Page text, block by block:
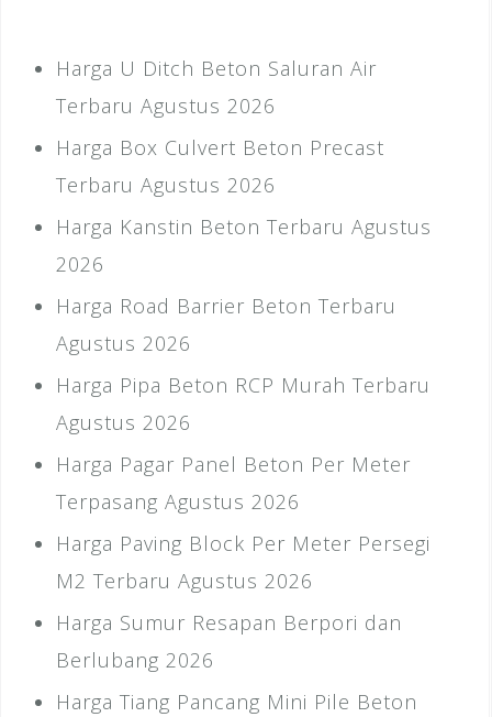
Harga U Ditch Beton Saluran Air
Terbaru Agustus 2026
Harga Box Culvert Beton Precast
Terbaru Agustus 2026
Harga Kanstin Beton Terbaru Agustus
2026
Harga Road Barrier Beton Terbaru
Agustus 2026
Harga Pipa Beton RCP Murah Terbaru
Agustus 2026
Harga Pagar Panel Beton Per Meter
Terpasang Agustus 2026
Harga Paving Block Per Meter Persegi
M2 Terbaru Agustus 2026
Harga Sumur Resapan Berpori dan
Berlubang 2026
Harga Tiang Pancang Mini Pile Beton